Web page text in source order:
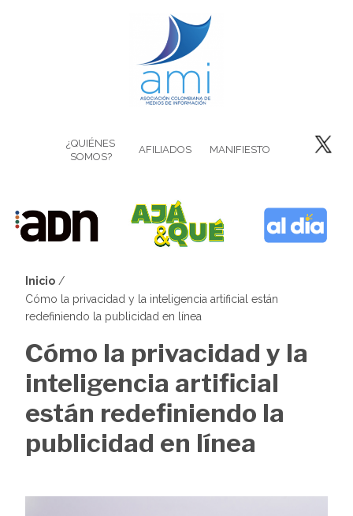
¿QUIÉNES
SOMOS?
AFILIADOS MANIFIESTO
Sobrescribir
de
ayuda
a
la
Inicio
Cómo la privacidad y la inteligencia artificial están
redefiniendo la publicidad en línea
Cómo la privacidad y la
inteligencia artificial
están redefiniendo la
publicidad en línea